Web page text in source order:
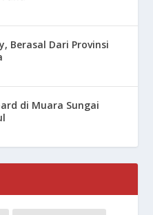
Berasal Dari Provinsi
di Muara Sungai